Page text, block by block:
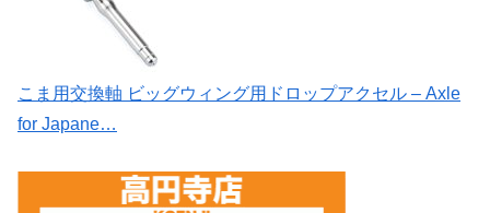
こま用交換軸 ビッグウィング用ドロップアクセル – Axle
for Japane…